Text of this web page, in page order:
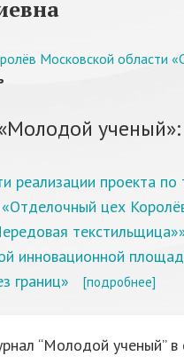
Московской области
ученый»:
реализации проекта по
«Отделочный цех
инновационной
границ»
[подробнее]
“Молодой ученый” в